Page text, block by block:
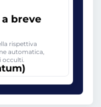
breve
rispettiva
automatica,
occulti.